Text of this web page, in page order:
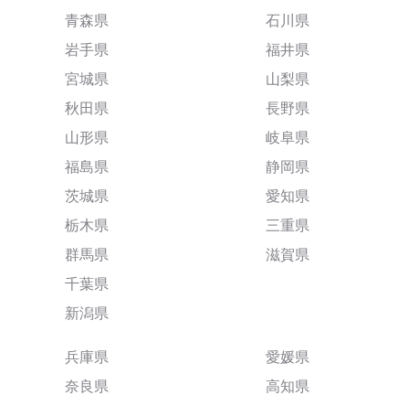
青森県
岩手県
宮城県
秋田県
山形県
福島県
茨城県
栃木県
群馬県
千葉県
新潟県
石川県
福井県
山梨県
長野県
岐阜県
静岡県
愛知県
三重県
滋賀県
兵庫県
奈良県
愛媛県
高知県